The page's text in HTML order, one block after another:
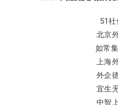
51
北京
如常
上海
外企
宜生
中智